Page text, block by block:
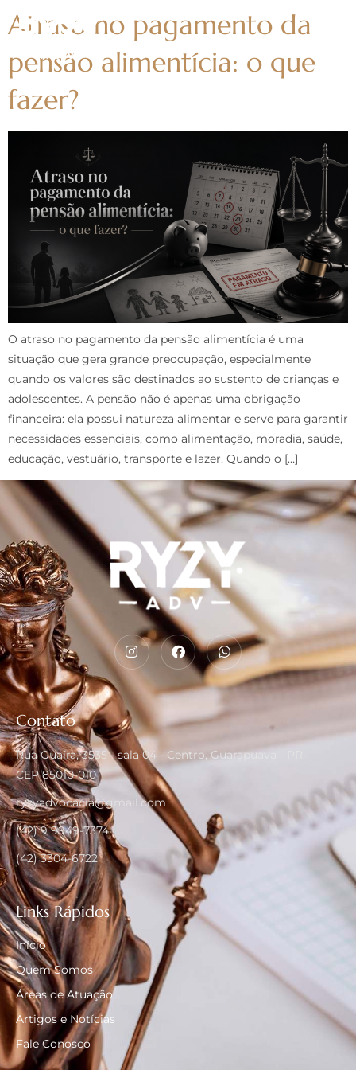
Atraso no pagamento da
pensão alimentícia: o que
fazer?
O atraso no pagamento da pensão alimentícia é uma
situação que gera grande preocupação, especialmente
quando os valores são destinados ao sustento de crianças e
adolescentes. A pensão não é apenas uma obrigação
financeira: ela possui natureza alimentar e serve para garantir
necessidades essenciais, como alimentação, moradia, saúde,
educação, vestuário, transporte e lazer. Quando o […]
Contato
Rua Guaíra, 3535 - sala 04 - Centro, Guarapuava - PR,
CEP 85010-010
ryzyadvocacia@gmail.com
(42) 9 9949-7374
(42) 3304-6722
Links Rápidos
Início
Quem Somos
Áreas de Atuação
Artigos e Notícias
Fale Conosco